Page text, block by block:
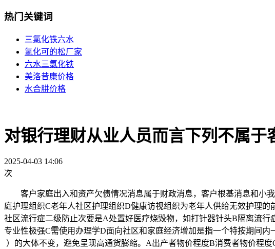
热门关键词
三氯化铁六水
氢化可的松厂家
六水三氯化铁
美洛昔康价格
水合肼价格
对银行理财从业人员而言下列不属于
2025-04-03 14:06
次
客户家庭出入和资产欠债情况消息属于财政消息，客户根基消息和小
庭护理组织C老年人社区护理组织D健康访视组织为老年人供给无效护理
社区流行症二级防止次要是A处置好医疗烧毁物，如打针器针头B隔离流
专业性极强C需使用办理学D面向社区和家庭经济增加是指一个特按期间
）的大体不变，避免呈现高通货膨缩。A出产者物价程度B消费者物价程